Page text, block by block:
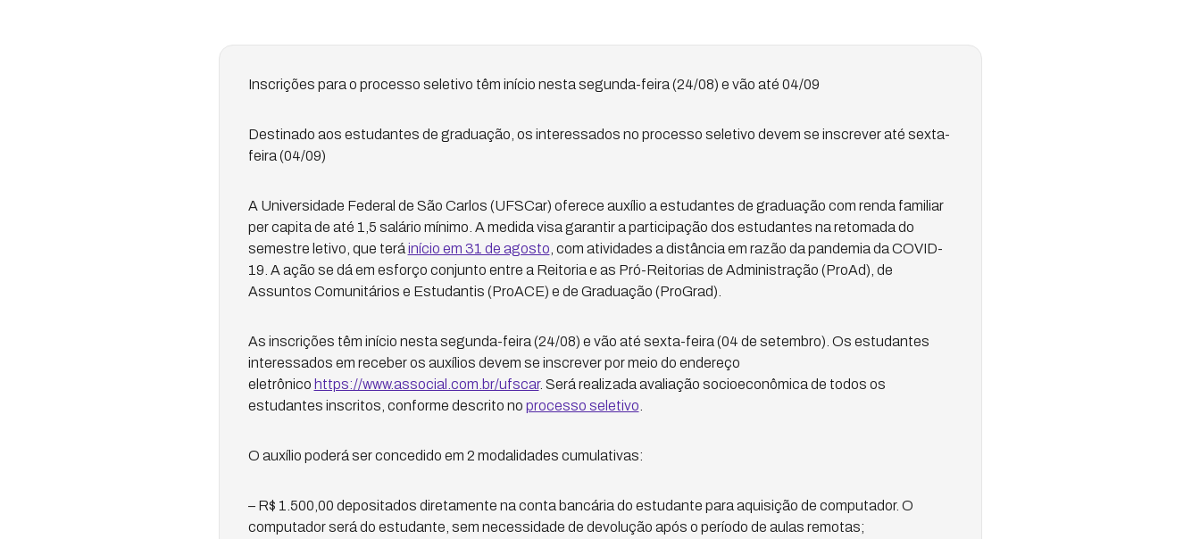
Inscrições para o processo seletivo têm início nesta segunda-feira (24/08) e vão até 04/09
Destinado aos estudantes de graduação, os interessados no processo seletivo devem se inscrever até sexta-
feira (04/09)
A Universidade Federal de São Carlos (UFSCar) oferece auxílio a estudantes de graduação com renda familiar
per capita de até 1,5 salário mínimo. A medida visa garantir a participação dos estudantes na retomada do
semestre letivo, que terá início em 31 de agosto , com atividades a distância em razão da pandemia da COVID-
19. A ação se dá em esforço conjunto entre a Reitoria e as Pró-Reitorias de Administração (ProAd), de
Assuntos Comunitários e Estudantis (ProACE) e de Graduação (ProGrad).
As inscrições têm início nesta segunda-feira (24/08) e vão até sexta-feira (04 de setembro). Os estudantes
interessados em receber os auxílios devem se inscrever por meio do endereço
eletrônico https://www.associal.com.br/ufscar. Será realizada avaliação socioeconômica de todos os
estudantes inscritos, conforme descrito no processo seletivo
O auxílio poderá ser concedido em 2 modalidades cumulativas:
– R$ 1.500,00 depositados diretamente na conta bancária do estudante para aquisição de computador. O
computador será do estudante, sem necessidade de devolução após o período de aulas remotas;